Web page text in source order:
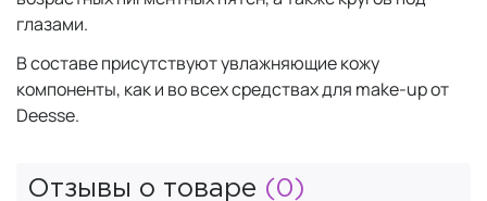
глазами.
В составе присутствуют увлажняющие кожу
компоненты, как и во всех средствах для make-up от
Deesse.
Отзывы о товаре (0)